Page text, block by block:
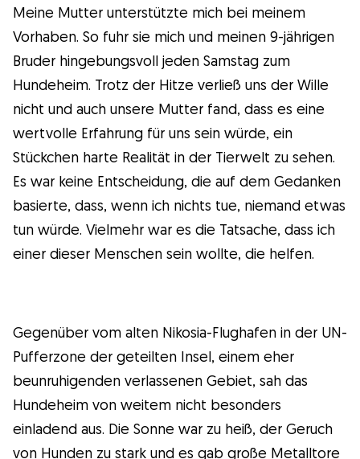
perfekten Hundesitter zu finden und zu
buchen. Tausende von liebevollen Sittern
sind bereit, sich um deinen Hund wie ein
Familienmitglied zu kümmern! Tierärztliche
Versorgung und Kostenlose Stornierung bei
jeder Buchung.
Meine Mutter unterstützte mich bei meinem
Vorhaben. So fuhr sie mich und meinen 9-jährigen
Bruder hingebungsvoll jeden Samstag zum
Hundeheim. Trotz der Hitze verließ uns der Wille
nicht und auch unsere Mutter fand, dass es eine
wertvolle Erfahrung für uns sein würde, ein
Stückchen harte Realität in der Tierwelt zu sehen.
Es war keine Entscheidung, die auf dem Gedanken
basierte, dass, wenn ich nichts tue, niemand etwas
tun würde. Vielmehr war es die Tatsache, dass ich
einer dieser Menschen sein wollte, die helfen.
Gegenüber vom alten Nikosia-Flughafen in der UN-
Pufferzone der geteilten Insel, einem eher
beunruhigenden verlassenen Gebiet, sah das
Hundeheim von weitem nicht besonders
einladend aus. Die Sonne war zu heiß, der Geruch
von Hunden zu stark und es gab große Metalltore